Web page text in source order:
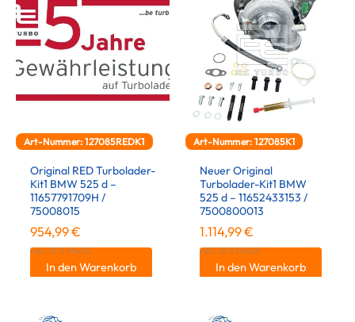
Art-Nummer: 127085REDK1
Original RED Turbolader-
Kit1 BMW 525 d –
11657791709H /
75008015
954,99€
inkl. 19 % MwSt.
In den Warenkorb
Art-Nummer: 127085K1
Neuer Original
Turbolader-Kit1 BMW
525 d – 11652433153 /
7500800013
1.114,99€
inkl. 19 % MwSt.
In den Warenkorb